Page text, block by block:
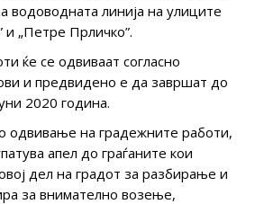
водоводната линија на улиците
и „Петре Прличко”.
ќе се одвиваат согласно
и предвидено е да завршат до
2020 година.
одвивање на градежните работи,
апел до граѓаните кои
дел на градот за разбирање и
за внимателно возење,